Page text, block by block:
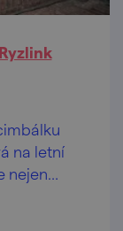
na letní
nejen